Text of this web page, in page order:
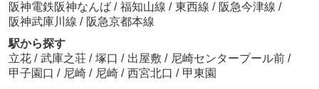
阪神電鉄阪神なんば / 福知山線 / 東西線 / 阪急今津線 /
阪神武庫川線 / 阪急京都本線
駅から探す
立花 / 武庫之荘 / 塚口 / 出屋敷 / 尼崎センタープール前 /
甲子園口 / 尼崎 / 尼崎 / 西宮北口 / 甲東園